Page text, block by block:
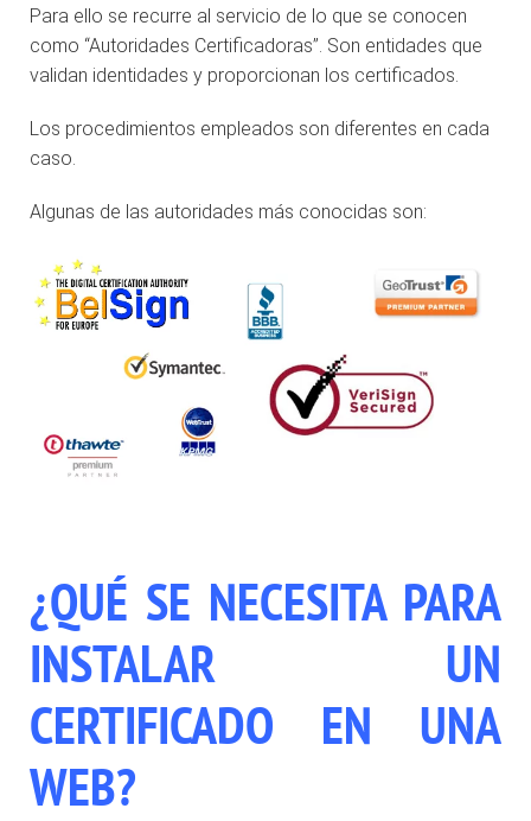
Para ello se recurre al servicio de lo que se conocen
como “Autoridades Certificadoras”. Son entidades que
validan identidades y proporcionan los certificados.
Los procedimientos empleados son diferentes en cada
caso.
Algunas de las autoridades más conocidas son:
¿QUÉ SE NECESITA PARA
INSTALAR UN
CERTIFICADO EN UNA
WEB?